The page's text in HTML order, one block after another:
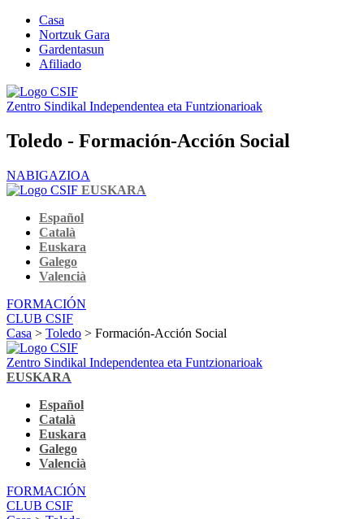
Casa
Nortzuk Gara
Gardentasun
Afiliado
Zentro Sindikal Independentea eta Funtzionarioak
Toledo - Formación-Acción Social
NABIGAZIOA
EUSKARA
Español
Català
Euskara
Galego
Valencià
FORMACIÓN
CLUB CSIF
Casa > Toledo > Formación-Acción Social
Zentro Sindikal Independentea eta Funtzionarioak
EUSKARA
Español
Català
Euskara
Galego
Valencià
FORMACIÓN
CLUB CSIF